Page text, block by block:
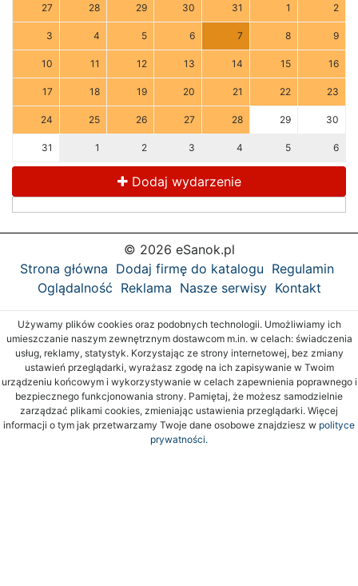
27 28 29 30 31 1 2
3 4 5 6 7 8 9
10 11 12 13 14 15 16
17 18 19 20 21 22 23
24 25 26 27 28 29 30
31 1 2 3 4 5 6
Dodaj wydarzenie
© 2026 eSanok.pl
Strona główna Dodaj firmę do katalogu Regulamin
Oglądalność Reklama Nasze serwisy Kontakt
Używamy plików cookies oraz podobnych technologii. Umożliwiamy ich
umieszczanie naszym zewnętrznym dostawcom m.in. w celach: świadczenia
usług, reklamy, statystyk. Korzystając ze strony internetowej, bez zmiany
ustawień przeglądarki, wyrażasz zgodę na ich zapisywanie w Twoim
urządzeniu końcowym i wykorzystywanie w celach zapewnienia poprawnego i
bezpiecznego funkcjonowania strony. Pamiętaj, że możesz samodzielnie
zarządzać plikami cookies, zmieniając ustawienia przeglądarki. Więcej
informacji o tym jak przetwarzamy Twoje dane osobowe znajdziesz w polityce
prywatności.